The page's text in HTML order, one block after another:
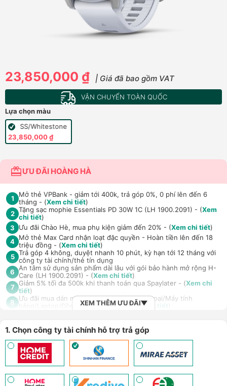
23,850,000 ₫ | Giá đã bao gồm VAT
VẬN CHUYỂN TOÀN QUỐC
Lựa chọn màu
SS/Whitestone
23,850,000 ₫
ƯU ĐÃI HOÀNG HÀ
1
Mở thẻ VPBank - giảm tới 400k, trả góp 0%, 0 phí lên đến 6
tháng - (Xem chi tiết)
2 Tặng sạc mophie Essentials PD 30W 1C (LH 1900.2091) - (Xem
chi tiết)
3
Ưu đãi Chào Hè, mua phụ kiện giảm đến 20% - (Xem chi tiết)
4 Mở thẻ Max Card nhận loạt đặc quyền - Hoàn tiền lên đến 18
triệu đồng - (Xem chi tiết)
5 Trả góp 4 không, duyệt nhanh 10 phút, kỳ hạn tới 12 tháng với
công ty tài chính/thẻ tín dụng
6 An tâm sử dụng sản phẩm dài lâu với gói bảo hành mở rộng H-
Care (LH 1900.2091) - (Xem chi tiết)
7 Giảm 5% tối đa 500k khi thanh toán qua Spaylater - (Xem chi
tiết)
8
Ưu đãi mua dán màn hình kèm máy Điện thoại/Máy tính
bảng/Laptop/Đồng hồ giảm 10% - (Xem chi tiết
hồ thông minh - ( Xem chi tiết)
10
TPBank Evo - Giảm đến 500.000đ, trả góp 0%, 0 phí lên đến 6
tháng - (Xem chi tiết
Giảm tới 500.000đ khi thanh toán qua Homepaylater - (
tiết)
12
Giảm ngay 50.000đ khi mua gói cước di động Mobifone, Vnsky
lên tới 6GB data/ngày - Trải nghiệm 5G chỉ 99k/tháng - (
tiết)
XEM THÊM ƯU ĐÃI
1. Chọn công ty tài chính hỗ trợ trả góp